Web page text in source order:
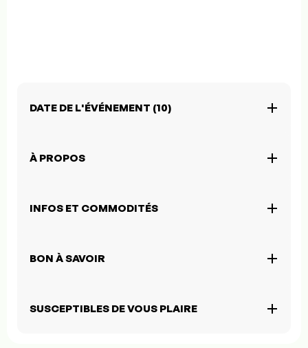
DATE DE L'ÉVÉNEMENT (10)
À PROPOS
INFOS ET COMMODITÉS
BON À SAVOIR
SUSCEPTIBLES DE VOUS PLAIRE